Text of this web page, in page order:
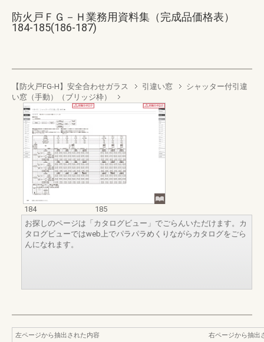
防火戸ＦＧ－Ｈ業務用資料集（完成品価格表）
184-185(186-187)
【防火戸FG-H】安全合わせガラス 引違い窓
シャッター付引違
い窓（手動）（ブリッジ枠）
184
185
お探しのページは「カタログビュー」でごらんいただけます。カ
タログビューではweb上でパラパラめくりながらカタログをごら
んになれます。
左ページから抽出された内容
右ページから抽出